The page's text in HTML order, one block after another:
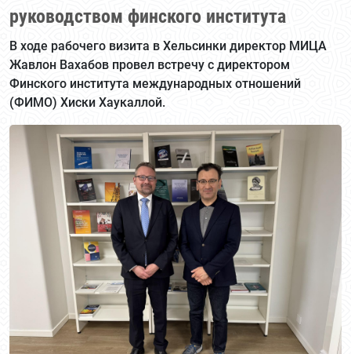
руководством финского института
В ходе рабочего визита в Хельсинки директор МИЦА
Жавлон Вахабов провел встречу с директором
Финского института международных отношений
(ФИМО) Хиски Хаукаллой.